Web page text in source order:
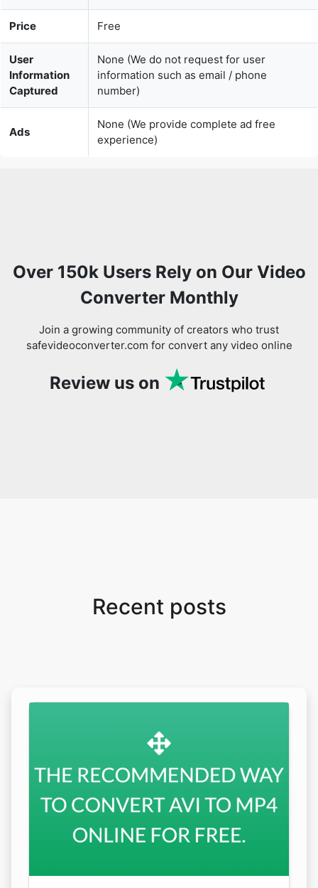
Copy Link
Price Free
User
Information
Captured
None (We do not request for user
information such as email / phone
number)
Ads
None (We provide complete ad free
experience)
Over 150k Users Rely on Our Video
Converter Monthly
Join a growing community of creators who trust
safevideoconverter.com for convert any video online
Review us on
Recent posts